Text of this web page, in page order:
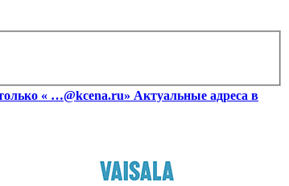
« …@kcena.ru» Актуальные адреса в